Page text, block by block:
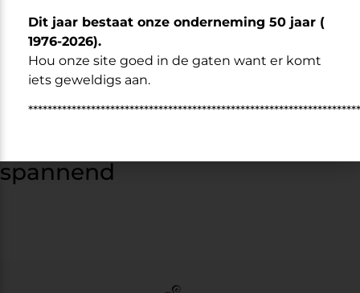
Polyvinylchloride)
Exclusief dekbed en kussen.
spannend
Dit jaar bestaat onze onderneming 50 jaar (
1976-2026).
Hou onze site goed in de gaten want er komt
iets geweldigs aan.